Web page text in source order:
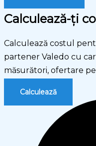
Calculează-ţi
Calculează costul
partener Valedo cu
măsurători, ofertare
Calculează